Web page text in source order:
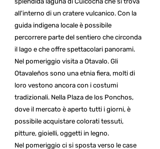
all'interno di un cratere vulcanico. Con la
guida indigena locale è possibile
percorrere parte del sentiero che circonda
il lago e che offre spettacolari panorami.
Nel pomeriggio visita a Otavalo. Gli
Otavaleños sono una etnia fiera, molti di
loro vestono ancora con i costumi
tradizionali. Nella Plaza de los Ponchos,
dove il mercato è aperto tutti i giorni, è
possibile acquistare colorati tessuti,
pitture, gioielli, oggetti in legno.
Nel pomeriggio ci si sposta verso le case